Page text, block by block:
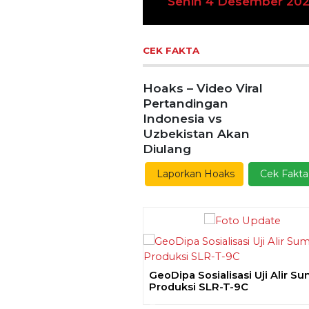
Ekoran Serikat News,
Kamis 9 November
Previous